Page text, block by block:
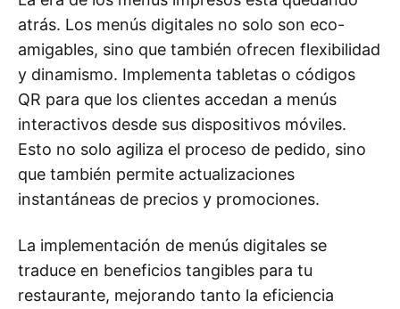
atrás. Los menús digitales no solo son eco-
amigables, sino que también ofrecen flexibilidad
y dinamismo. Implementa tabletas o códigos
QR para que los clientes accedan a menús
interactivos desde sus dispositivos móviles.
Esto no solo agiliza el proceso de pedido, sino
que también permite actualizaciones
instantáneas de precios y promociones.
La implementación de menús digitales se
traduce en beneficios tangibles para tu
restaurante, mejorando tanto la eficiencia